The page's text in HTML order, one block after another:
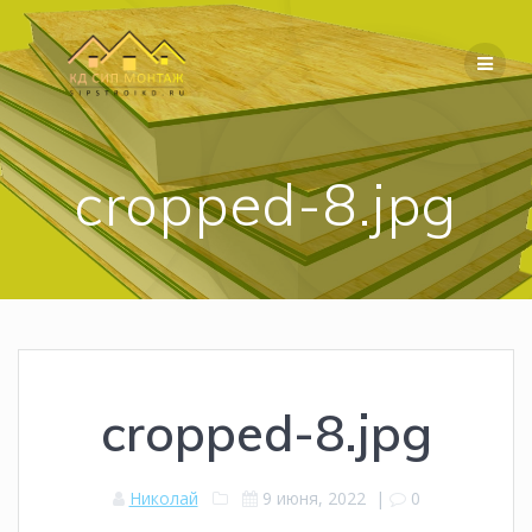
Перейти
содержимому
cropped-8.jpg
cropped-8.jpg
Николай 9 июня, 2022| 0